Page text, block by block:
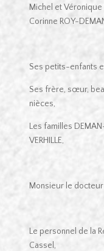
Michel et Véronique
Corinne ROY-
Ses petits-enfants
Ses frère, sœur,
nièces,
Les familles
VERHILLE,
Monsieur le docteur
Le personnel de la
Cassel,